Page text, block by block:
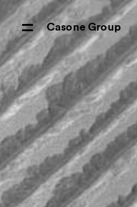
Casone Group